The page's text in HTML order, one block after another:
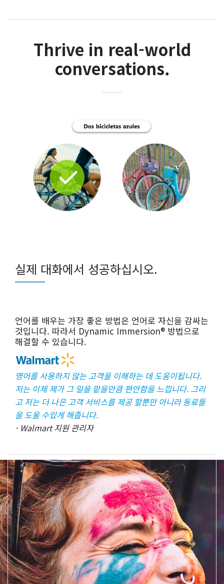
Thrive in real-world
conversations.
실제 대화에서 성공하십시오.
언어를 배우는 가장 좋은 방법은 언어로 자신을 감싸는
것입니다. 따라서 Dynamic Immersion® 방법으로
해결할 수 있습니다.
영어를 사용하지 않는 고객을 이해하는 데 도움이됩니다.
저는 이제 제가 그 일을 맡을만큼 편안함을 느낍니다. 그리
고 저는 더 나은 고객 서비스를 제공 할뿐만 아니라 동료들
을 도울 수있게 해줍니다.
- Walmart 지원 관리자